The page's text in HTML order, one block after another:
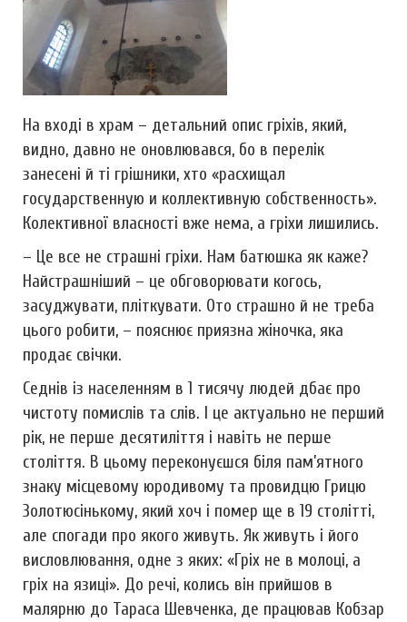
На вході в храм – детальний опис гріхів, який,
видно, давно не оновлювався, бо в перелік
занесені й ті грішники, хто «расхищал
государственную и коллективную собственность».
Колективної власності вже нема, а гріхи лишились.
– Це все не страшні гріхи. Нам батюшка як каже?
Найстрашніший – це обговорювати когось,
засуджувати, пліткувати. Ото страшно й не треба
цього робити, – пояснює приязна жіночка, яка
продає свічки.
Седнів із населенням в 1 тисячу людей дбає про
чистоту помислів та слів. І це актуально не перший
рік, не перше десятиліття і навіть не перше
століття. В цьому переконуєшся біля пам’ятного
знаку місцевому юродивому та провидцю Грицю
Золотюсінькому, який хоч і помер ще в 19 столітті,
але спогади про якого живуть. Як живуть і його
висловлювання, одне з яких: «Гріх не в молоці, а
гріх на язиці». До речі, колись він прийшов в
малярню до Тараса Шевченка, де працював Кобзар